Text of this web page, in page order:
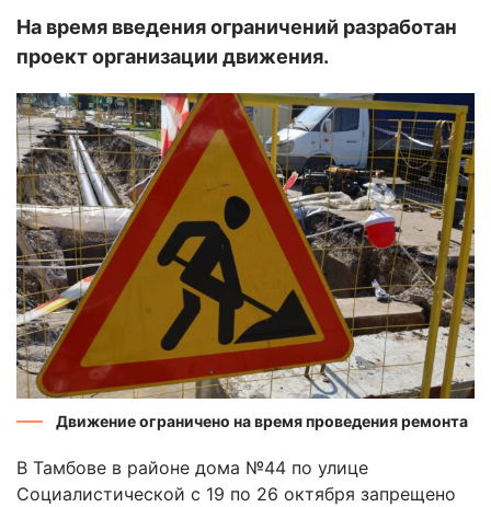
На время введения ограничений разработан
проект организации движения.
Движение ограничено на время проведения ремонта
В Тамбове в районе дома №44 по улице
Социалистической с 19 по 26 октября запрещено